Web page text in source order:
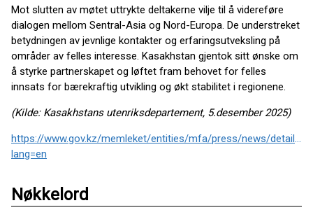
Mot slutten av møtet uttrykte deltakerne vilje til å videreføre
dialogen mellom Sentral-Asia og Nord-Europa. De understreket
betydningen av jevnlige kontakter og erfaringsutveksling på
områder av felles interesse. Kasakhstan gjentok sitt ønske om
å styrke partnerskapet og løftet fram behovet for felles
innsats for bærekraftig utvikling og økt stabilitet i regionene.
(Kilde: Kasakhstans utenriksdepartement, 5.desember 2025)
https://www.gov.kz/memleket/entities/mfa/press/news/details/
lang=en
Nøkkelord